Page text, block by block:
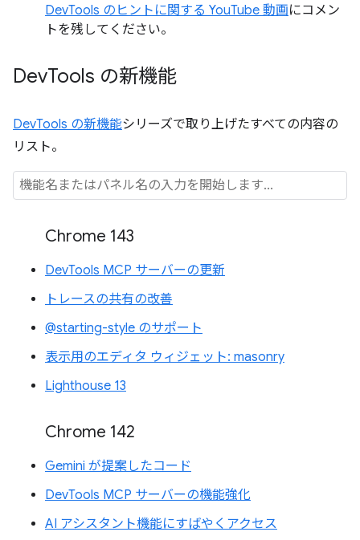
DevTools のヒントに関する YouTube 動画にコメン
トを残してください。
DevTools の新機能
DevTools の新機能シリーズで取り上げたすべての内容の
リスト。
Chrome 143
DevTools MCP サーバーの更新
トレースの共有の改善
@starting-style のサポート
表示用のエディタ ウィジェット: masonry
Lighthouse 13
Chrome 142
Gemini が提案したコード
DevTools MCP サーバーの機能強化
AI アシスタント機能にすばやくアクセス